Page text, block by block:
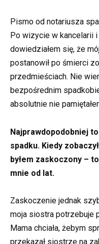
Pismo od notariusza
Po wizycie w kancelarii
dowiedziałem się, że
postanowił po śmierci
przedmieściach. Nie
bezpośrednim
absolutnie nie
Najprawdopodobniej
spadku. Kiedy
byłem zaskoczony –
mnie od lat.
Zaskoczenie jednak
moja siostra potrzebuje
Mama chciała, żebym
przekazał siostrze na